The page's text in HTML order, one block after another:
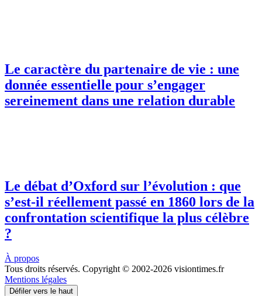
Le caractère du partenaire de vie : une
donnée essentielle pour s’engager
sereinement dans une relation durable
Le débat d’Oxford sur l’évolution : que
s’est-il réellement passé en 1860 lors de la
confrontation scientifique la plus célèbre
?
À propos
Tous droits réservés. Copyright © 2002-2026 visiontimes.fr
Mentions légales
Défiler vers le haut